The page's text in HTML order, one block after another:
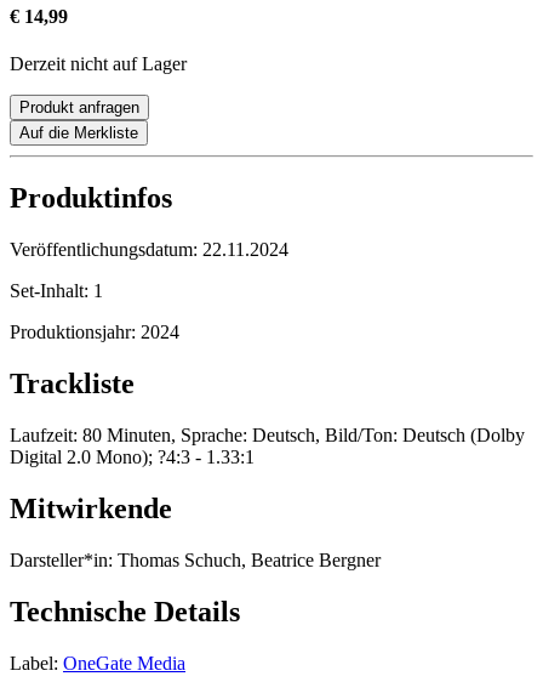
€ 14,99
Derzeit nicht auf Lager
Produkt anfragen
Auf die Merkliste
Produktinfos
Veröffentlichungsdatum: 22.11.2024
Set-Inhalt: 1
Produktionsjahr: 2024
Trackliste
Laufzeit: 80 Minuten, Sprache: Deutsch, Bild/Ton: Deutsch (Dolby
Digital 2.0 Mono); ?4:3 - 1.33:1
Mitwirkende
Darsteller*in: Thomas Schuch, Beatrice Bergner
Technische Details
Label: OneGate Media